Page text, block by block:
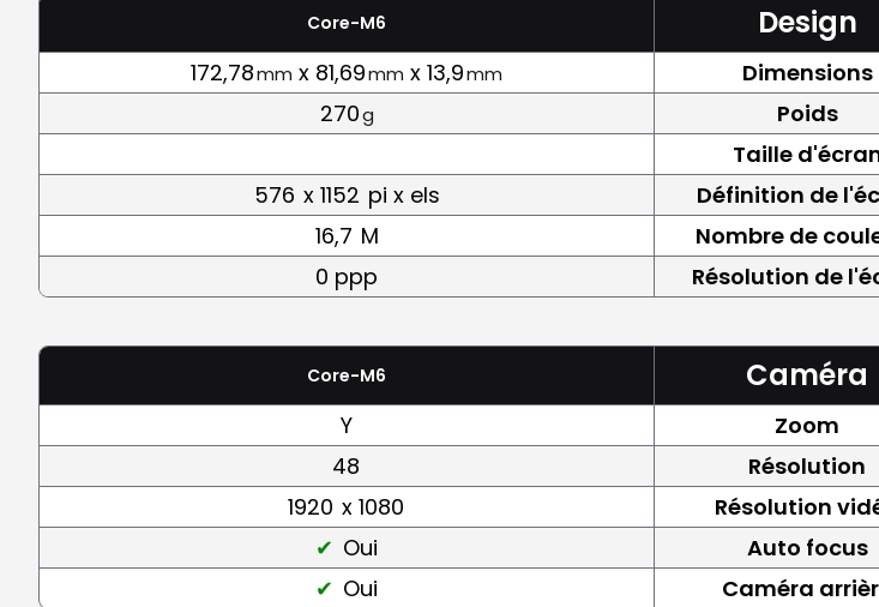
Core-M6 Design
172,78mm x 81,69mm x 13,9mm Dimensions
270g Poids
Taille
576 x 1152 pi x els Définition de
16,7 M Nombre de
0 ppp
Résolution de
Core-M6 Caméra
Y Zoom
48
Résolution
1920 x 1080 Résolution
Oui
Auto focus
Oui
Caméra